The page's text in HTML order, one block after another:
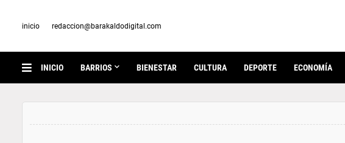
inicio redaccion@barakaldodigital.com
INICIO BARRIOS BIENESTAR CULTURA DEPORTE ECONOMÍA